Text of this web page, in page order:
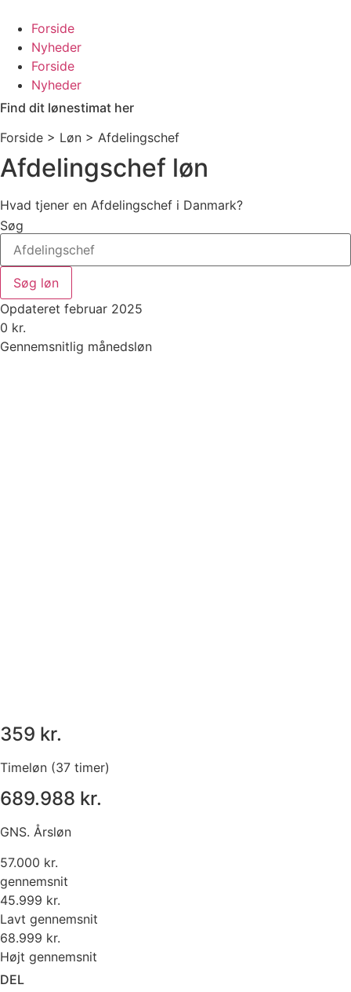
indhold
Forside
Nyheder
Forside
Nyheder
Find dit lønestimat her
Forside > Løn > Afdelingschef
Afdelingschef løn
Hvad tjener en Afdelingschef i Danmark?
Søg
Søg løn
Opdateret februar 2025
0 kr.
Gennemsnitlig månedsløn
359 kr.
Timeløn (37 timer)
689.988 kr.
GNS. Årsløn
57.000 kr.
gennemsnit
45.999 kr.
Lavt gennemsnit
68.999 kr.
Højt gennemsnit
DEL